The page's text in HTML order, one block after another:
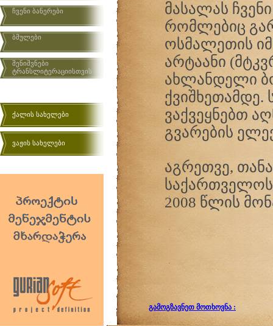
ჩვენი ბანერები
ბმულები
შენიშვნები
ტრანსლიტერაციისთვის
ქალის სახელები
ვაჟის სახელები
მასალას
რომლებიც
ოსმალეთის
არტაანი
ახლანდელი
ქვიშხეთამდე.
ვაქვეყნებთ
გვარების
აგრეთვე,
საქართველოს
2008 წლის
გამოგზავნეთ მოთხოვნა :